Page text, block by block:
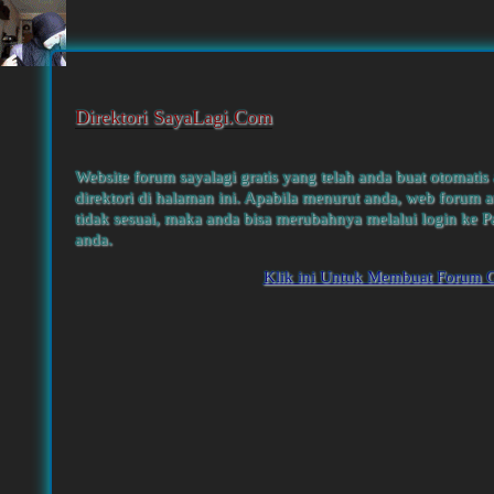
Direktori SayaLagi.Com
Website forum sayalagi gratis yang telah anda buat
direktori di halaman ini. Apabila menurut anda, web forum
tidak sesuai, maka anda bisa merubahnya melalui login ke
anda.
Klik ini Untuk Membuat Forum